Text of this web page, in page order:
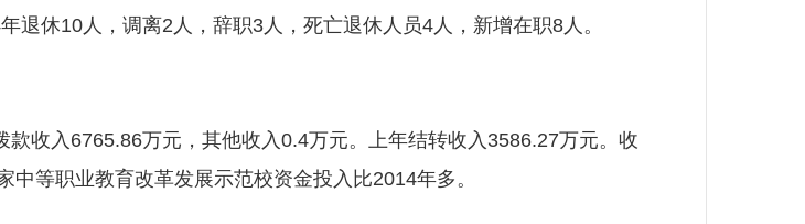
休10人，调离2人，辞职3人，死亡退休人员4人，新增在职8人。
入6765.86万元，其他收入0.4万元。上年结转收入3586.27万元。收
等职业教育改革发展示范校资金投入比2014年多。